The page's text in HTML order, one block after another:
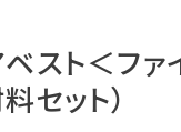
スト＜フ
セット）